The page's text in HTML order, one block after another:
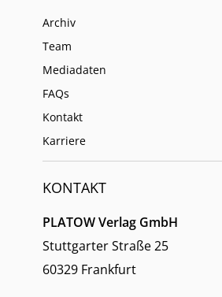
Archiv
Team
Mediadaten
FAQs
Kontakt
Karriere
KONTAKT
PLATOW Verlag GmbH
Stuttgarter Straße 25
60329 Frankfurt